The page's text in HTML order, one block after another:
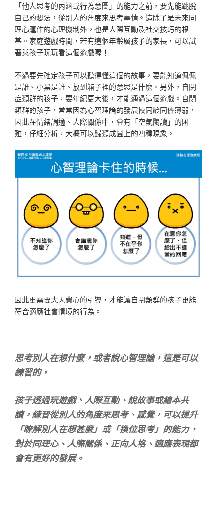
「他人思考的內涵或行為意圖」的能力之前，要先能跳脫
自己的想法，從別人的角度來思考事情。這除了是未來同
理心運作的心理機制外，也是人際互動及社交技巧的根
基。家庭遊戲時間，若有這個年齡層孩子的家長，可以試
著與孩子玩玩看這個遊戲喔！
不過要先確定孩子可以聽得懂這個的故事，要能知道佩佩
是誰、小黑是誰、放到箱子裡的意思是什麼。另外，自閉
症類群的孩子，要年紀更大後，才能通過這個遊戲。自閉
類群的孩子，常常因為心智理論的發展較同齡同儕薄弱，
因此在情緒調適、人際關係中，會有「空氣閱讀」的困
難，仔細分析，大概可以歸類成圖上的四種現象。
因此更需要大人費心的引導，才能讓自閉類群的孩子更能
符合適應社會情境的行為。
思考別人在想什麼，或者說心智理論，這是可以
練習的。
孩子透過玩遊戲、人際互動、說故事或繪本共
讀，練習從別人的角度來思考、感覺，可以提升
「瞭解別人在想甚麼」或「換位思考」的能力，
對於同理心、人際關係、正向人格、適應表現都
會有更好的發展。